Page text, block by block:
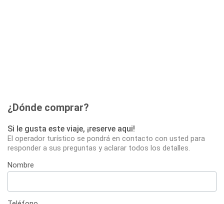
¿Dónde comprar?
Si le gusta este viaje, ¡reserve aqui!
El operador turístico se pondrá en contacto con usted para
responder a sus preguntas y aclarar todos los detalles.
Nombre